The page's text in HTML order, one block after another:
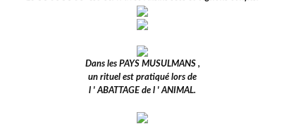
Dans les PAYS MUSULMANS ,
un rituel est pratiqué lors de
l ' ABATTAGE de l ' ANIMAL.